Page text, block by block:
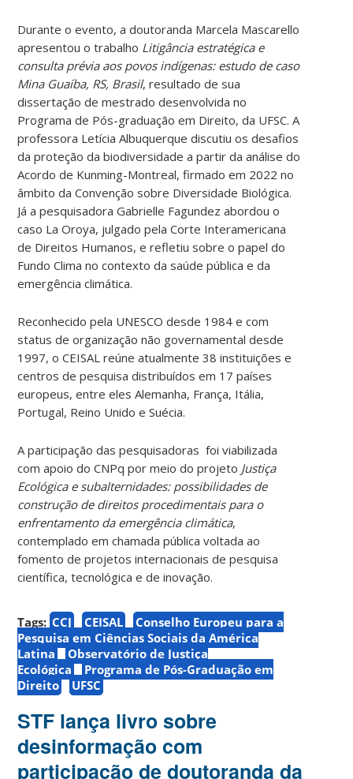
Durante o evento, a doutoranda Marcela Mascarello
apresentou o trabalho Litigância estratégica e
consulta prévia aos povos indígenas: estudo de caso
Mina Guaíba, RS, Brasil, resultado de sua
dissertação de mestrado desenvolvida no
Programa de Pós-graduação em Direito, da UFSC. A
professora Letícia Albuquerque discutiu os desafios
da proteção da biodiversidade a partir da análise do
Acordo de Kunming-Montreal, firmado em 2022 no
âmbito da Convenção sobre Diversidade Biológica.
Já a pesquisadora Gabrielle Fagundez abordou o
caso La Oroya, julgado pela Corte Interamericana
de Direitos Humanos, e refletiu sobre o papel do
Fundo Clima no contexto da saúde pública e da
emergência climática.
Reconhecido pela UNESCO desde 1984 e com
status de organização não governamental desde
1997, o CEISAL reúne atualmente 38 instituições e
centros de pesquisa distribuídos em 17 países
europeus, entre eles Alemanha, França, Itália,
Portugal, Reino Unido e Suécia.
A participação das pesquisadoras foi viabilizada
com apoio do CNPq por meio do projeto Justiça
Ecológica e subalternidades: possibilidades de
construção de direitos procedimentais para o
enfrentamento da emergência climática,
contemplado em chamada pública voltada ao
fomento de projetos internacionais de pesquisa
científica, tecnológica e de inovação.
Tags: CCJ CEISAL
Conselho Europeu para a
Pesquisa em Ciências Sociais da América
Latina
Observatório de Justiça
Ecológica
Programa de Pós-Graduação em
Direito
UFSC
STF lança livro sobre
desinformação com
participação de doutoranda da